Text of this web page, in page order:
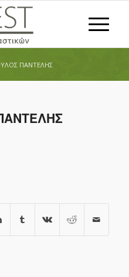
ΠΑΝΤΕΛΗΣ